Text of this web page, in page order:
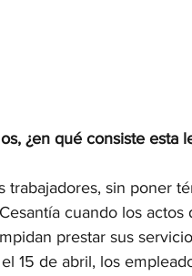
¿en qué consiste esta
trabajadores, sin poner
cuando los
prestar sus
15 de abril, los